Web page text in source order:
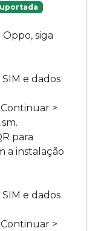
siga
e dados
>
para
a instalação
e dados
>